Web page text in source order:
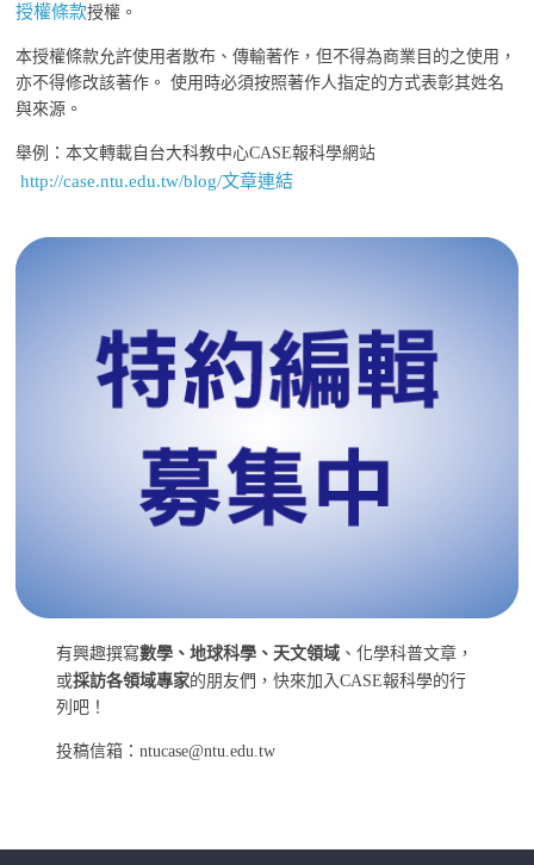
授權條款授權。
本授權條款允許使用者散布、傳輸著作，但不得為商業目的之使用，
亦不得修改該著作。 使用時必須按照著作人指定的方式表彰其姓名
與來源。
舉例：本文轉載自台大科教中心CASE報科學網站
http://case.ntu.edu.tw/blog/文章連結
有興趣撰寫數學、地球科學、天文領域 、化學科普文章，
或採訪各領域專家的朋友們，快來加入CASE報科學的行
列吧！
投稿信箱：ntucase@ntu.edu.tw